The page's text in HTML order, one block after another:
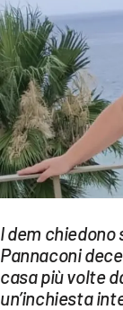
ECONOMIA E
EVENTI
SPORT
Streaming
LAC TV
LAC ONAIR
LaC
I dem chiedono
Pannaconi
casa più volte
un’inchiesta